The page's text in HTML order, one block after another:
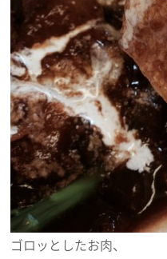
ゴロッとしたお肉、